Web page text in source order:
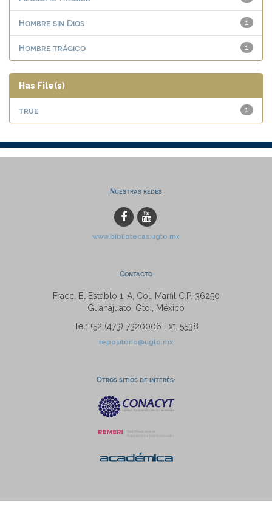
1
Hombre sin Dios
1
Hombre trágico
Has File(s)
1
true
Nuestras redes
www.bibliotecas.ugto.mx
Contacto
Fracc. El Establo 1-A, Col. Marfil C.P. 36250
Guanajuato, Gto., México
Tel: +52 (473) 7320006 Ext. 5538
repositorio@ugto.mx
Otros sitios de interés: